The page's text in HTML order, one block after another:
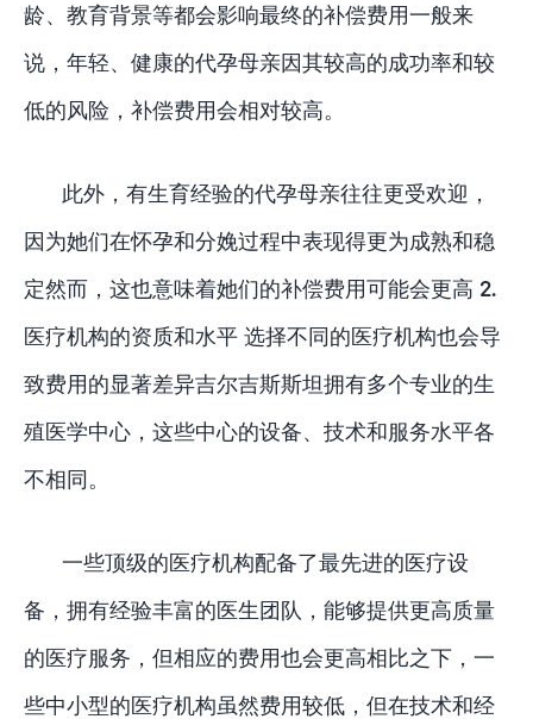
龄、教育背景等都会影响最终的补偿费用一般来
说，年轻、健康的代孕母亲因其较高的成功率和较
低的风险，补偿费用会相对较高。
此外，有生育经验的代孕母亲往往更受欢迎，
因为她们在怀孕和分娩过程中表现得更为成熟和稳
定然而，这也意味着她们的补偿费用可能会更高 2.
医疗机构的资质和水平 选择不同的医疗机构也会导
致费用的显著差异吉尔吉斯斯坦拥有多个专业的生
殖医学中心，这些中心的设备、技术和服务水平各
不相同。
一些顶级的医疗机构配备了最先进的医疗设
备，拥有经验丰富的医生团队，能够提供更高质量
的医疗服务，但相应的费用也会更高相比之下，一
些中小型的医疗机构虽然费用较低，但在技术和经